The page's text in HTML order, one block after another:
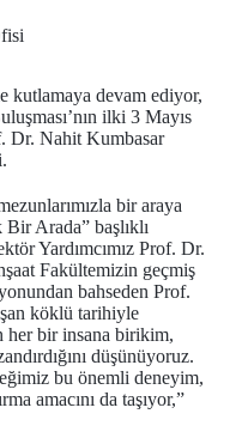
kutlamaya devam ediyor,
ilki 3 Mayıs
Dr. Nahit Kumbasar
bir araya
Arada” başlıklı
Yardımcımız Prof. Dr.
Fakültemizin geçmiş
bahseden Prof.
köklü tarihiyle
her bir insana birikim,
düşünüyoruz.
bu önemli deneyim,
amacını da taşıyor,”